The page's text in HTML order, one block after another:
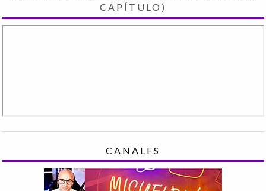
CAPÍTULO)
CANALES